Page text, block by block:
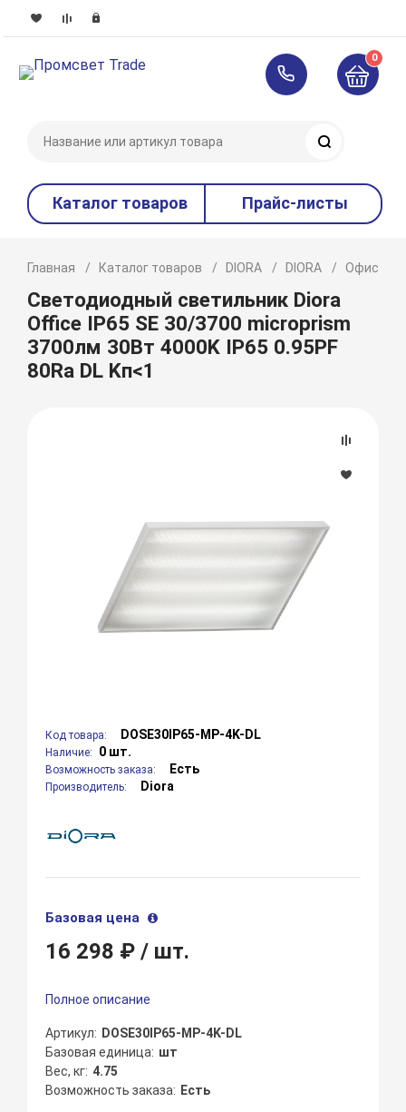
0
Каталог товаров Прайс-листы
Главная Каталог товаров DIORA DIORA Офисное
Светодиодный светильник Diora
Office IP65 SE 30/3700 microprism
3700лм 30Вт 4000K IP65 0.95PF
80Ra DL Kп<1
Код товара: DOSE30IP65-MP-4K-DL
Наличие: 0 шт.
Возможность заказа: Есть
Производитель: Diora
Базовая цена
16 298 ₽/ шт.
Полное описание
Артикул
DOSE30IP65-MP-4K-DL
Базовая единица шт
Вес, кг 4.75
Возможность заказа
Есть